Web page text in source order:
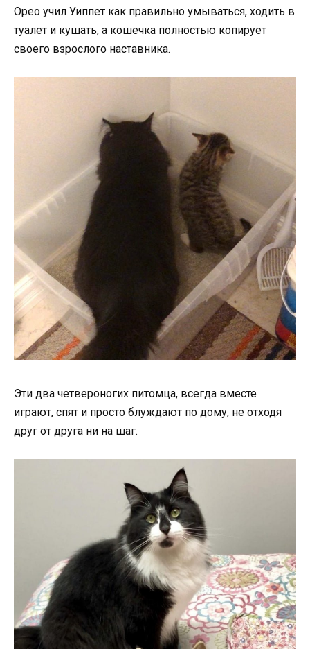
Орео учил Уиппет как правильно умываться, ходить в
туалет и кушать, а кошечка полностью копирует
своего взрослого наставника.
Эти два четвероногих питомца, всегда вместе
играют, спят и просто блуждают по дому, не отходя
друг от друга ни на шаг.